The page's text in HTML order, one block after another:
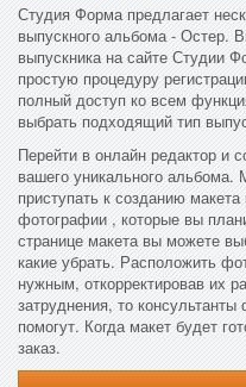
Студия Форма предлагает
выпускного альбома - Остер.
выпускника на сайте Студии
простую процедуру
полный доступ ко всем
выбрать подходящий тип
Перейти в онлайн редактор и
вашего уникального
приступать к созданию
фотографии , которые вы
странице макета вы можете
какие убрать. Расположить
нужным, откорректировав их
затруднения, то
помогут. Когда макет будет
заказ.